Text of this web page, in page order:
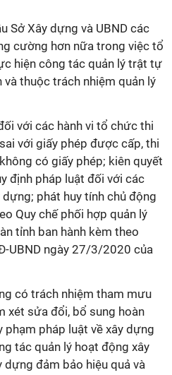
Sở Xây dựng và UBND các
cường hơn nữa trong việc tổ
hiện công tác quản lý trật tự
thuộc trách nhiệm quản lý
với các hành vi tổ chức thi
với giấy phép được cấp, thi
có giấy phép; kiên quyết
định pháp luật đối với các
phát huy tính chủ động
Quy chế phối hợp quản lý
tỉnh ban hành kèm theo
UBND ngày 27/3/2020 của
có trách nhiệm tham mưu
xét sửa đổi, bổ sung hoàn
phạm pháp luật về xây dựng
tác quản lý hoạt động xây
đảm bảo hiệu quả và